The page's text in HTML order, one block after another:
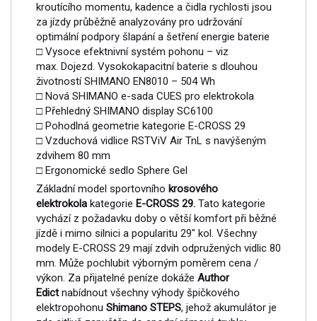
kroutícího momentu, kadence a čidla rychlosti jsou
za jízdy průběžně analyzovány pro udržování
optimální podpory šlapání a šetření energie baterie
□ Vysoce efektnivní systém pohonu – viz
max. Dojezd. Vysokokapacitní baterie s dlouhou
životností SHIMANO EN8010 – 504 Wh
□ Nová SHIMANO e-sada CUES pro elektrokola
□ Přehledný SHIMANO display SC6100
□ Pohodlná geometrie kategorie E-CROSS 29
□ Vzduchová vidlice RSTViV Air TnL s navýšeným
zdvihem 80 mm
□ Ergonomické sedlo Sphere Gel
Základní model sportovního krosového
elektrokola kategorie E-CROSS 29. Tato kategorie
vychází z požadavku doby o větší komfort při běžné
jízdě i mimo silnici a popularitu 29" kol. Všechny
modely E-CROSS 29 mají zdvih odpružených vidlic 80
mm. Může pochlubit výborným poměrem cena /
výkon. Za přijatelné peníze dokáže Author
Edictnabídnout všechny výhody špičkového
elektropohonu Shimano STEPS, jehož akumulátor je